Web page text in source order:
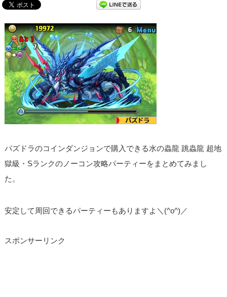
パズドラのコインダンジョンで購入できる水の蟲龍 跳蟲龍 超地
獄級・Sランクのノーコン攻略パーティーをまとめてみまし
た。
安定して周回できるパーティーもありますよ＼(^o^)／
スポンサーリンク